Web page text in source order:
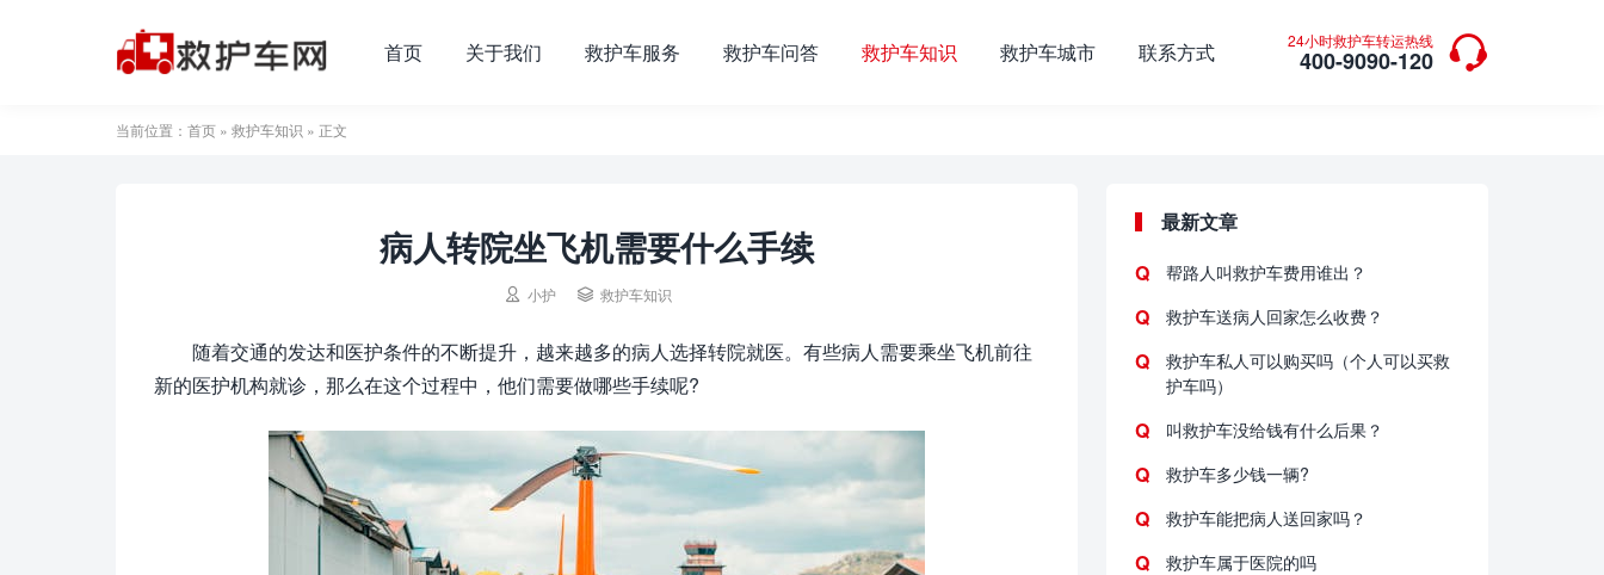
24小时救护车转运热线
400-9090-120 
首页 关于我们 救护车服务 救护车问答 救护车知识 救护车城市 联系方式
当前位置： 首页 » 救护车知识 » 正文
病人转院坐飞机需要什么手续
 小护  救护车知识
随着交通的发达和医护条件的不断提升，越来越多的病人选择转院就医。有些病人需要乘坐飞机前往
新的医护机构就诊，那么在这个过程中，他们需要做哪些手续呢?
最新文章
帮路人叫救护车费用谁出？
救护车送病人回家怎么收费？
救护车私人可以购买吗（个人可以买救
护车吗）
叫救护车没给钱有什么后果？
救护车多少钱一辆?
救护车能把病人送回家吗？
救护车属于医院的吗